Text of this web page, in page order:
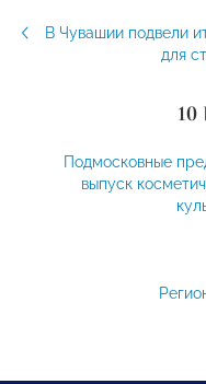
В Чувашии подвели
для
10
Подмосковные
выпуск